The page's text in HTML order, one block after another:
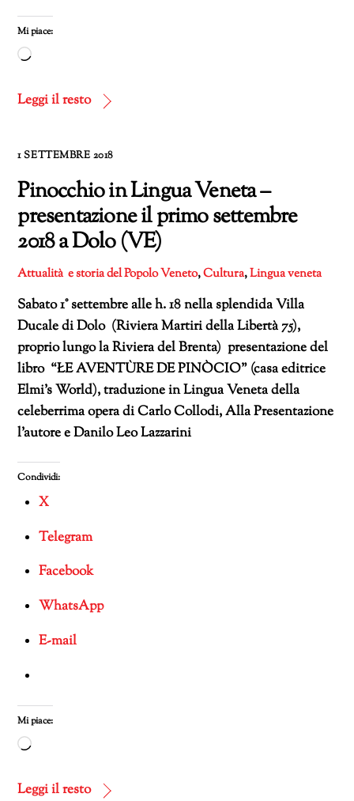
Mi piace:
Caricamento
corso…
Leggi il resto
1 SETTEMBRE 2018
Pinocchio in Lingua Veneta –
presentazione il primo settembre
2018 a Dolo (VE)
Attualità e storia del Popolo Veneto,Cultura,Lingua veneta
Sabato 1° settembre alle h. 18 nella splendida Villa
Ducale di Dolo (Riviera Martiri della Libertà 75),
proprio lungo la Riviera del Brenta) presentazione del
libro “ŁE AVENTÙRE DE PINÒCIO” (casa editrice
Elmi’s World), traduzione in Lingua Veneta della
celeberrima opera di Carlo Collodi, Alla Presentazione
l’autore e Danilo Leo Lazzarini
Condividi:
X
Telegram
Facebook
WhatsApp
E-mail
Mi piace:
Caricamento
corso…
Leggi il resto